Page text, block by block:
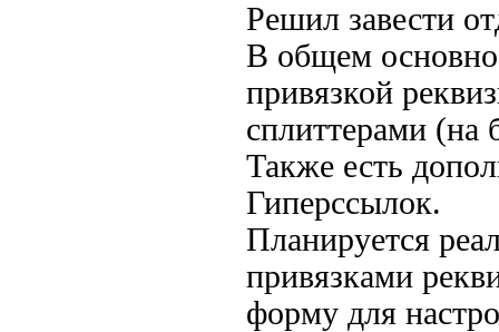
Решил завести
В общем
привязкой
сплиттерами (на
Также есть
Гиперссылок.
Планируется
привязками
форму для